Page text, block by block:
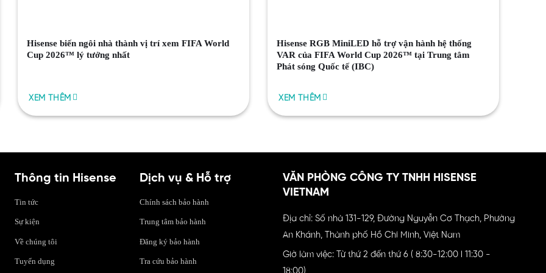
Hisense biến ngôi nhà thành vị trí xem FIFA World
Cup 2026™ lý tưởng nhất
XEM THÊM
Hisense RGB MiniLED hỗ trợ vận hành hệ thống
VAR của FIFA World Cup 2026™ tại Trung tâm
Phát sóng Quốc tế (IBC)
XEM THÊM
Thông tin Hisense
Tin tức
Sự kiện
Về chúng tôi
Tuyển dụng
Dịch vụ & Hỗ trợ
Chính sách bảo hành
Trung tâm bảo hành
Đăng ký bảo hành
Tra cứu bảo hành
VĂN PHÒNG CÔNG TY TNHH HISENSE
VIETNAM
Địa chỉ: Số nhà 131-129, Đường Nguyễn Cơ Thạch, Phường
An Khánh, Thành phố Hồ Chí Minh, Việt Nam
Giờ làm việc: Từ thứ 2 đến thứ 6 ( 8:30-12:00 l 11:30 -